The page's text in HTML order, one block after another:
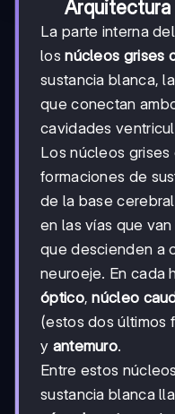
La parte interna
losnúcleos grises
sustancia blanca,
que conectan
cavidades
Los núcleos
formaciones de
de la base
en las vías que
que descienden a
neuroeje. En cada
óptico,núcleo
(estos dos últimos
y antemuro.
Entre estos
sustancia blanca